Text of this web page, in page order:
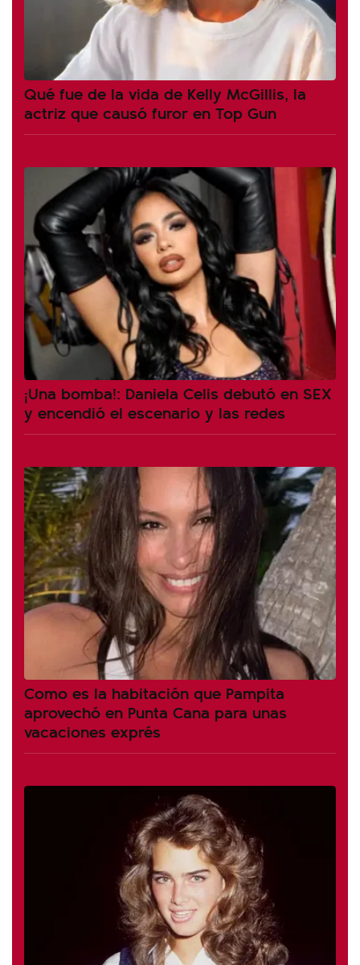
Qué fue de la vida de Kelly McGillis, la
actriz que causó furor en Top Gun
¡Una bomba!: Daniela Celis debutó en SEX
y encendió el escenario y las redes
Como es la habitación que Pampita
aprovechó en Punta Cana para unas
vacaciones exprés